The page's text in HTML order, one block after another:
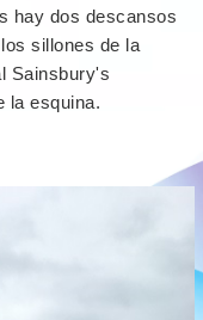
hay dos descansos
sillones de la
Sainsbury's
la esquina.